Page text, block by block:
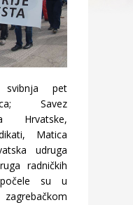
svibnja pet
Savez
Hrvatske,
Matica
udruga
radničkih
su u